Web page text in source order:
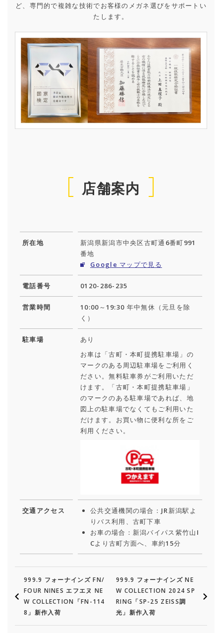
ど、専門的で複雑な技術でお客様のメガネ選びをサポートい
たします。
店舗案内
所在地
新潟県新潟市中央区古町通6番町991
番地
Google マップで見る
電話番号 0120-286-235
営業時間
10:00～19:30 年中無休（元旦を除
く）
駐車場
あり
お車は「古町・本町提携駐車場」の
マークのある周辺駐車場をご利用く
ださい。無料駐車券がご利用いただ
けます。「古町・本町提携駐車場」
のマークのある駐車場であれば、地
図上の駐車場でなくてもご利用いた
だけます。お買い物に便利な所をご
利用ください。
交通アクセス
公共交通機関の場合：JR新潟駅よ
りバス利用、古町下車
お車の場合：新潟バイパス紫竹山I
Cより古町方面へ、車約15分
999.9 フォーナインズ FN/
FOUR NINES エフエヌ NE
W COLLECTION「FN-114
8」新作入荷
999.9 フォーナインズ NE
W COLLECTION 2024 SP
RING「SP-25 ZEISS調
光」新作入荷